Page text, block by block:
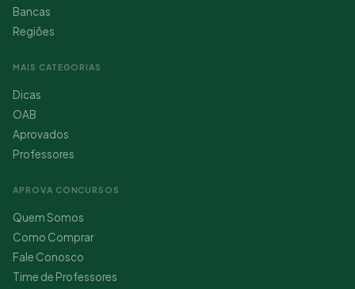
Bancas
Regiões
MAIS CATEGORIAS
Dicas
OAB
Aprovados
Professores
APROVA CONCURSOS
Quem Somos
Como Comprar
Fale Conosco
Time de Professores